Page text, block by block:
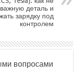
деталь и
зарядку под
контролем
вопросами